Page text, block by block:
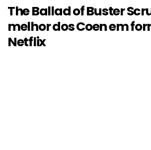
The Ballad of Buster
melhor dos Coen em
Netflix